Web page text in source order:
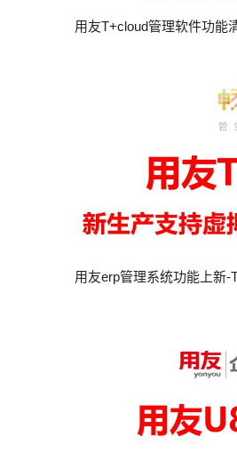
用友T+cloud管理软件功能
用友erp管理系统功能上新-